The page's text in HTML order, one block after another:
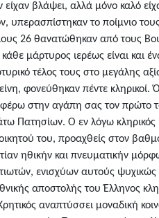
βλάψει, αλλά μόνο καλό
υπερασπίστηκαν το ποίμνιο
26 θανατώθηκαν από τους
μάρτυρος ιερέως είναι και
τέλος τους στο μεγάλης
φονεύθηκαν πέντε κληρικοί.
στην αγάπη σας τον πρώτο
Πατησίων. Ο εν λόγω κληρικός
του, προαχθείς στον
ηθικήν και πνευματικήν
ενισχύων αυτούς
αποστολής του Έλληνος
αναπτύσσει μοναδική